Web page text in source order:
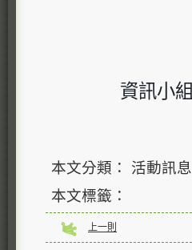
資訊小組
本文分類： 活動訊息
本文標籤：
上一則